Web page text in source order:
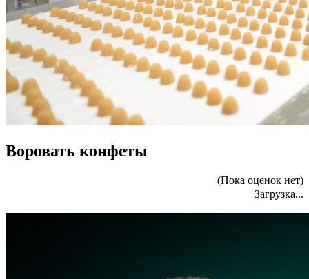
Воровать конфеты
(Пока оценок нет)
Загрузка...